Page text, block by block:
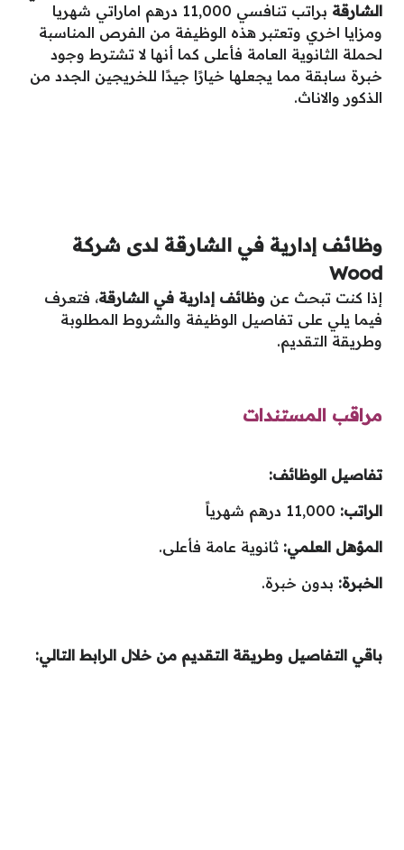
الشارقة
براتب تنافسي 11,000 درهم اماراتي شهريا
ومزايا اخري وتعتبر هذه الوظيفة من الفرص المناسبة
لحملة الثانوية العامة فأعلى كما أنها لا تشترط وجود
خبرة سابقة مما يجعلها خيارًا جيدًا للخريجين الجدد من
الذكور والاناث.
وظائف إدارية في الشارقة لدى شركة
Wood
إذا كنت تبحث عن وظائف إدارية في الشارقة، فتعرف
فيما يلي على تفاصيل الوظيفة والشروط المطلوبة
وطريقة التقديم.
مراقب المستندات
تفاصيل الوظائف:
الراتب:
المؤهل العلمي: ثانوية عامة فأعلى.
الخبرة: بدون خبرة.
باقي التفاصيل وطريقة التقديم من خلال الرابط التالي: